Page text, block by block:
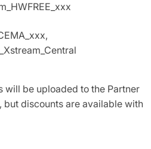
will be uploaded to the Partner
but discounts are available with